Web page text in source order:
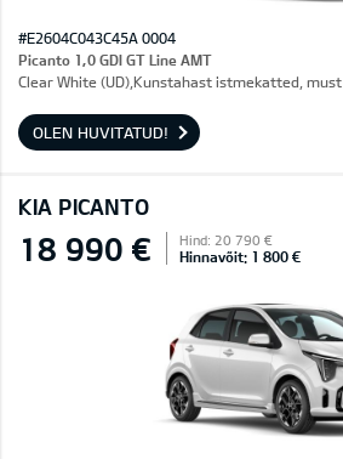
#E2604C043C45A 0004
Picanto 1,0 GDI GT Line AMT
Clear White (UD),Kunstahast istmekatted, must
OLEN HUVITATUD!
KIA PICANTO
18 990 € Hind: 20 790 €
Hinnavõit: 1 800 €